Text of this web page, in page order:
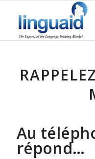
Au
répond…